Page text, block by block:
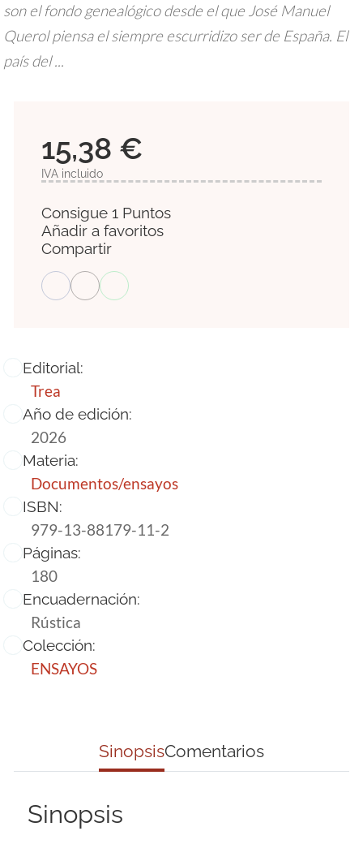
son el fondo genealógico desde el que José Manuel
Querol piensa el siempre escurridizo ser de España. El
país del ...
Editorial:
Trea
Año de edición:
2026
Materia:
Documentos/ensayos
ISBN:
979-13-88179-11-2
Páginas:
180
Encuadernación:
Rústica
Colección:
ENSAYOS
15,38 €
IVA incluido
Consigue 1 Puntos
Añadir a favoritos
Compartir
SinopsisComentarios
Sinopsis